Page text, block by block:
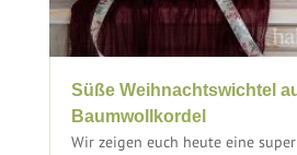
Süße Weihnachtswichtel
Baumwollkordel
Wir zeigen euch heute eine